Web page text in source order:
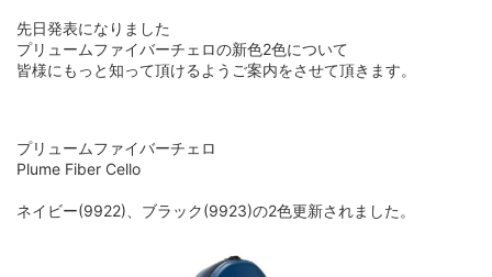
先日発表になりました
プリュームファイバーチェロの新色2色について
皆様にもっと知って頂けるようご案内をさせて頂きます。
プリュームファイバーチェロ
Plume Fiber Cello
ネイビー(9922)、ブラック(9923)の2色更新されました。